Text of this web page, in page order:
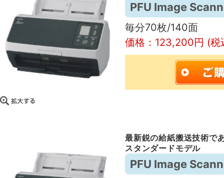
PFU Image
毎分70枚/140面
価格：123,200円 (税
最新鋭の給紙搬送技術で
スタンダードモデル
PFU Image